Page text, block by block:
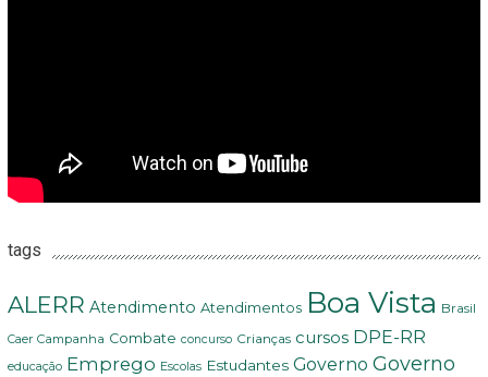
tags
ALERR Atendimento Atendimentos Boa Vista Brasil
Caer Campanha Combate concurso Crianças cursos DPE-RR
educação Emprego Escolas Estudantes Governo Governo